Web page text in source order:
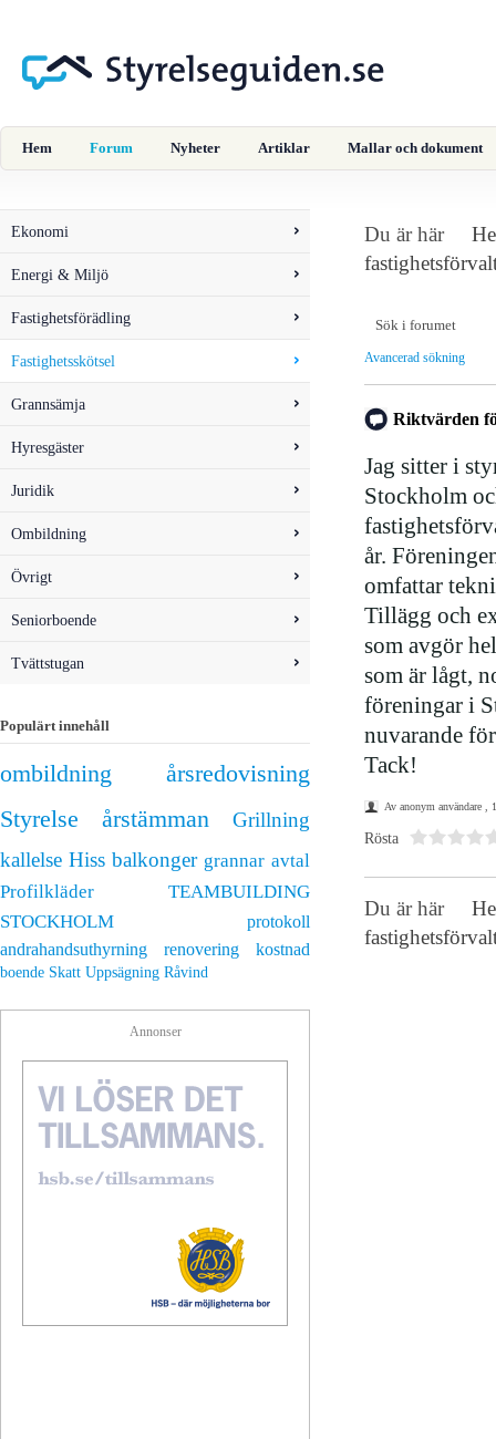
Hem Forum Nyheter Artiklar Mallar och dokument
Ekonomi
Energi & Miljö
Fastighetsförädling
Fastighetsskötsel
Grannsämja
Hyresgäster
Juridik
Ombildning
Övrigt
Seniorboende
Tvättstugan
Populärt innehåll
ombildning
årsredovisning
Styrelse
årstämman
Grillning
kallelse Hiss balkonger grannar avtal
Profilkläder
TEAMBUILDING
STOCKHOLM
protokoll
andrahandsuthyrning
renovering kostnad
boende Skatt Uppsägning Råvind
Annonser
Du är här
Avancerad sökning
Riktvärden
Jag sitter i
Stockholm
år.
omfattar
Tillägg och
som avgör
som är lågt,
föreningar i
nuvarande
Tack!
Av anonym användare ,
Rösta
Du är här